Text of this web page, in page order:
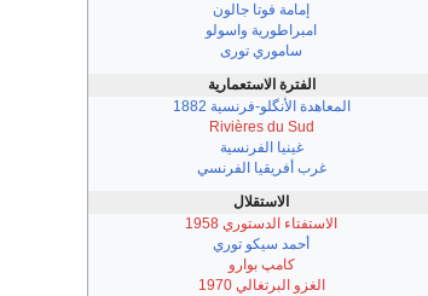
إمامة فوتا جالون
امبراطورية واسولو
ساموري تورى
الفترة الاستعمارية
المعاهدة الأنگلو-فرنسية 1882
Rivières du Sud
غينيا الفرنسية
غرب أفريقيا الفرنسي
الاستقلال
الاستفتاء الدستوري 1958
أحمد سيكو توري
كامپ بوارو
الغزو البرتغالي 1970